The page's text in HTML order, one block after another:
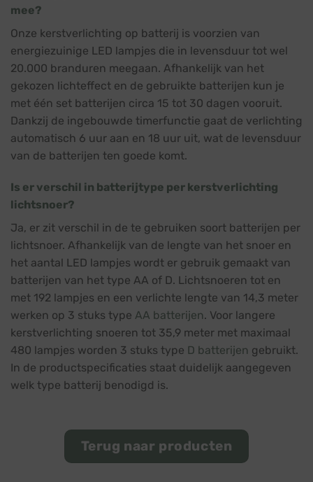
mee?
Onze kerstverlichting op batterij is voorzien van
energiezuinige LED lampjes die in levensduur tot wel
20.000 branduren meegaan. Afhankelijk van het
gekozen lichteffect en de gebruikte batterijen kun je
met één set batterijen circa 15 tot 30 dagen vooruit.
Dankzij de ingebouwde timerfunctie gaat de verlichting
automatisch 6 uur aan en 18 uur uit, wat de levensduur
van de batterijen ten goede komt.
Is er verschil in batterijtype per kerstverlichting
lichtsnoer?
Ja, er zit verschil in de te gebruiken soort batterijen per
lichtsnoer. Afhankelijk van de lengte van het snoer en
het aantal LED lampjes wordt er gebruik gemaakt van
batterijen van het type AA of D. Lichtsnoeren tot en
met 192 lampjes en een verlichte lengte van 14,3 meter
werken op 3 stuks type AA batterijen. Voor langere
kerstverlichting snoeren tot 35,9 meter met maximaal
480 lampjes worden 3 stuks type D batterijen gebruikt.
In de productspecificaties staat duidelijk aangegeven
welk type batterij benodigd is.
Terug naar producten